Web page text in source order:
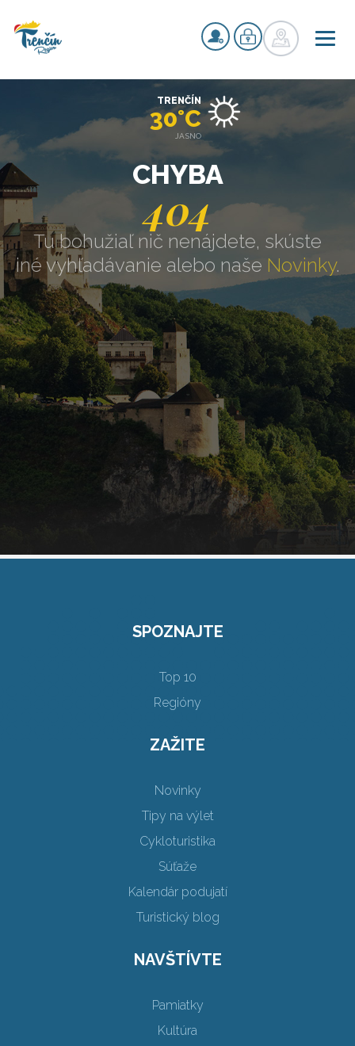
CHYBA
404
Tu bohužiaľ nič nenájdete, skúste
iné vyhľadávanie alebo naše Novinky.
TRENČÍN
30°C
JASNO
SPOZNAJTE
Top 10
Regióny
ZAŽITE
Novinky
Tipy na výlet
Cykloturistika
Súťaže
Kalendár podujatí
Turistický blog
NAVŠTÍVTE
Pamiatky
Kultúra